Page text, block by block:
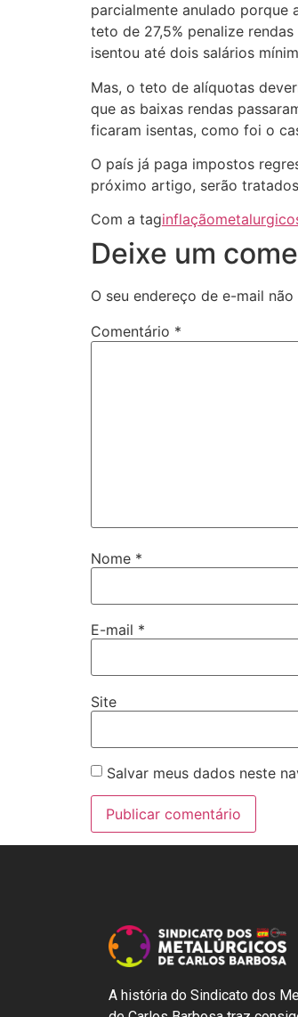
parcialmente anulado porque
teto de 27,5% penalize
isentou até dois salários
Mas, o teto de alíquotas
que as baixas rendas
ficaram isentas, como foi o
O país já paga impostos
próximo artigo, serão
Com a taginflação
Deixe um
O seu endereço de e-mail
Comentário *
Nome *
E-mail *
Site
Salvar meus dados neste
A história do Sindicato dos